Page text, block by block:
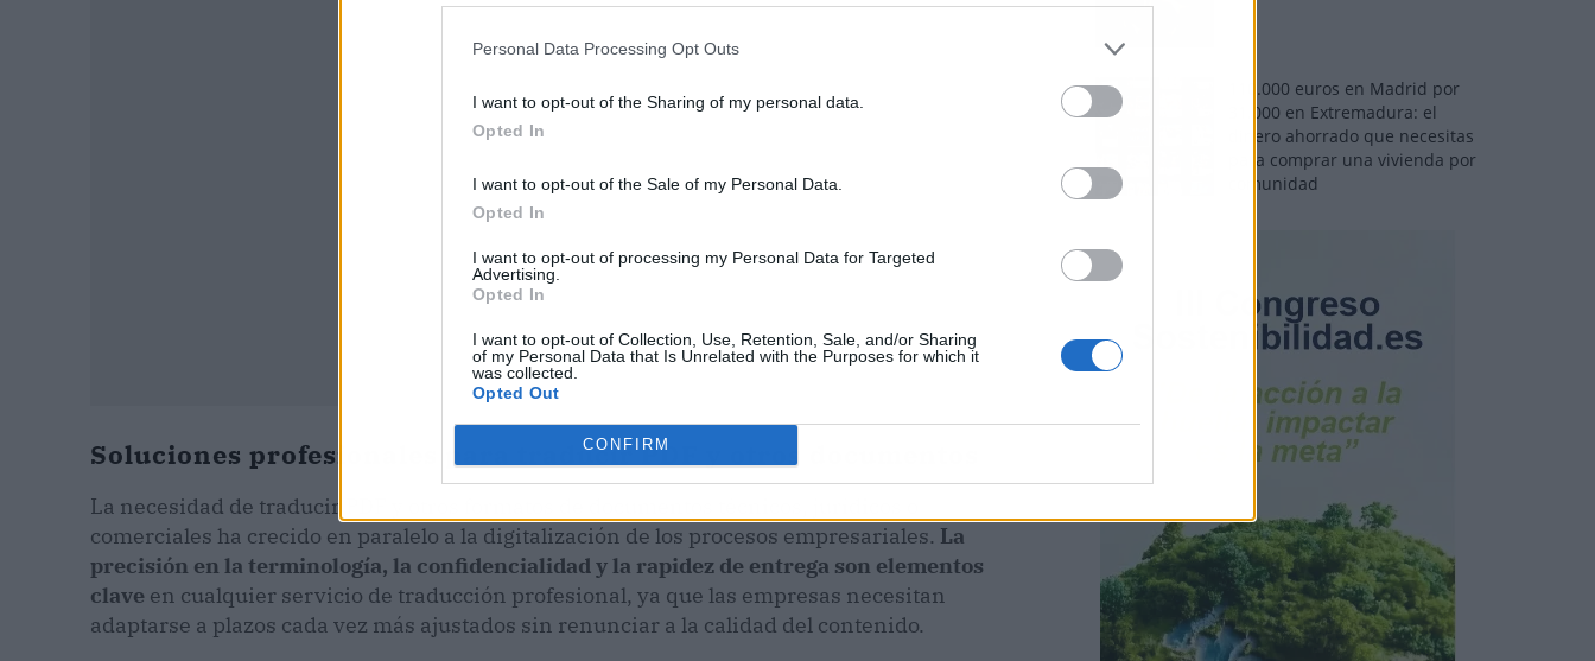
Personal Data Processing Opt Outs
I want to opt-out of the Sharing of my personal data.
Opted In
I want to opt-out of the Sale of my Personal Data.
Opted In
I want to opt-out of processing my Personal Data for Targeted
Advertising.
Opted In
I want to opt-out of Collection, Use, Retention, Sale, and/or Sharing
of my Personal Data that Is Unrelated with the Purposes for which it
was collected.
Opted Out
CONFIRM
Publicidad
Soluciones profesionales para traducir PDF y otros documentos
La necesidad de traducir PDF y otros formatos de documentos técnicos, jurídicos o
comerciales ha crecido en paralelo a la digitalización de los procesos empresariales. La
precisión en la terminología, la confidencialidad y la rapidez de entrega son elementos
clave en cualquier servicio de traducción profesional, ya que las empresas necesitan
adaptarse a plazos cada vez más ajustados sin renunciar a la calidad del contenido.
110.000 euros en Madrid por
31.000 en Extremadura: el
dinero ahorrado que necesitas
para comprar una vivienda por
comunidad